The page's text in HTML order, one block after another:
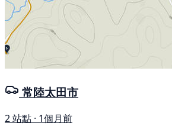
常陸太田市
2 站點 · 1個月前